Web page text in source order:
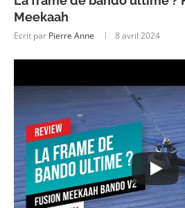
Meekaah
Ecrit par Pierre Anne 8 avril 2024